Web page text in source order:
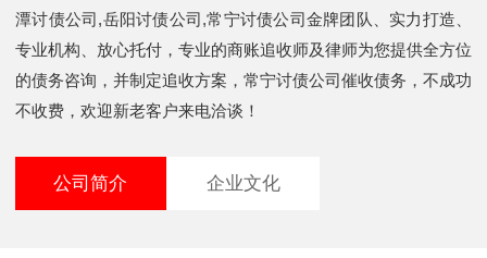
潭讨债公司,岳阳讨债公司,常宁讨债公司金牌团队、实力打造、
专业机构、放心托付，专业的商账追收师及律师为您提供全方位
的债务咨询，并制定追收方案，常宁讨债公司催收债务，不成功
不收费，欢迎新老客户来电洽谈！
公司简介 企业文化